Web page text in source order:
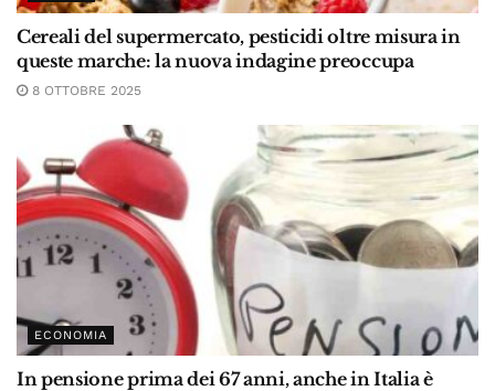
Cereali del supermercato, pesticidi oltre misura in
queste marche: la nuova indagine preoccupa
8 OTTOBRE 2025
ECONOMIA
In pensione prima dei 67 anni, anche in Italia è